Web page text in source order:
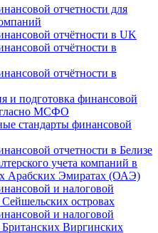
отчетности для
отчётности в UK
отчётности в
отчётности в
и подготовка финансовой
МСФО
стандарты финансовой
отчетности в Белизе
учета компаний в
Арабских Эмиратах (ОАЭ)
и налоговой
Сейшельских островах
и налоговой
Британских Виргинских